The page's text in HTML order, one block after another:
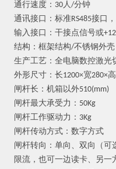
通行速度：30人/分钟
通讯接口：标准RS485接口
输入接口：干接点信号或
结构：框架结构/不锈钢外壳
生产工艺：全电脑数控激光
外形尺寸：长1200×宽280×
闸杆长：机箱以外510(mm)
闸杆最大承受力： 50Kg
闸杆工作驱动力：3Kg
闸杆传动方式：数字方式
闸杆转向：单向、双向（
限流，也可一边读卡、另